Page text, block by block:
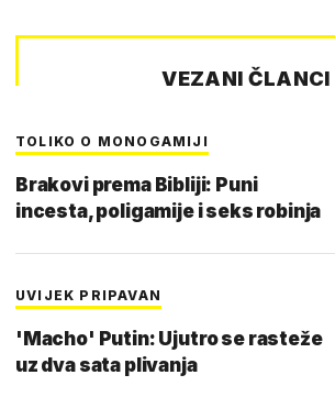
VEZANI ČLANCI
TOLIKO O MONOGAMIJI
Brakovi prema Bibliji: Puni
incesta, poligamije i seks robinja
UVIJEK PRIPAVAN
'Macho' Putin: Ujutro se rasteže
uz dva sata plivanja